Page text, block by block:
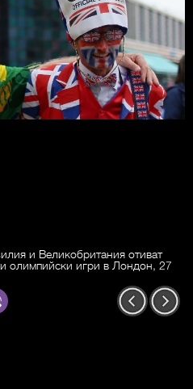
и Великобритания отиват
олимпийски игри в Лондон, 27